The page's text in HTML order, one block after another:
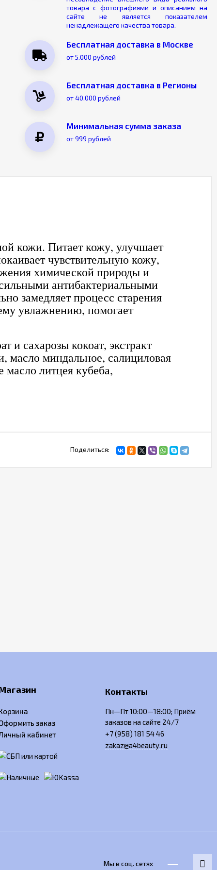
товара с фотографиями и описанием на
сайте не является показателем
ненадлежащего качества товара.
Бесплатная доставка в Москве
от 5.000 рублей
Бесплатная доставка в Регионы
от 40.000 рублей
Минимальная сумма заказа
от 999 рублей
кожи. Питает кожу, улучшает
чувствительную кожу,
химической природы и
антибактериальными
замедляет процесс старения
увлажнению, помогает
и сахарозы кокоат, экстракт
масло миндальное, салициловая
масло литцея кубеба,
Поделиться:
заказ
кабинет
Контакты
Пн—Пт 10:00—18:00; Приём
заказов на сайте 24/7
+7 (958) 181 54 46
zakaz@a4beauty.ru
Мы в соц. сетях